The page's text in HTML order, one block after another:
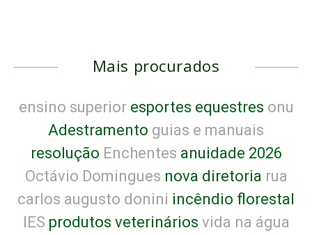
Mais procurados
ensino superioresportes equestres onu
Adestramento guias e manuais
resolução Enchentes anuidade 2026
Octávio Domingues nova diretoria rua
carlos augusto donini incêndio florestal
IES produtos veterinários vida na água